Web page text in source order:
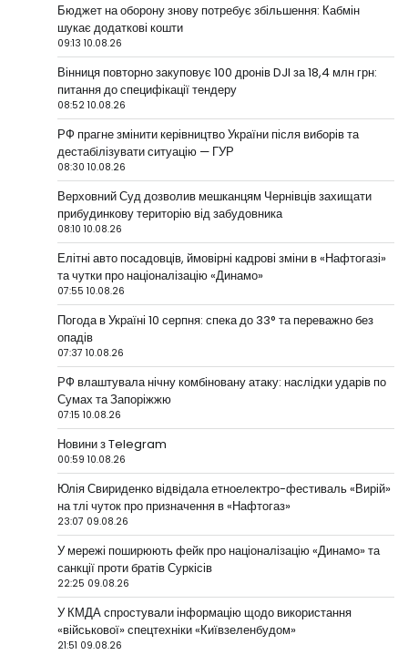
Бюджет на оборону знову потребує збільшення: Кабмін
шукає додаткові кошти
09:13 10.08.26
Вінниця повторно закуповує 100 дронів DJI за 18,4 млн грн:
питання до специфікації тендеру
08:52 10.08.26
РФ прагне змінити керівництво України після виборів та
дестабілізувати ситуацію — ГУР
08:30 10.08.26
Верховний Суд дозволив мешканцям Чернівців захищати
прибудинкову територію від забудовника
08:10 10.08.26
Елітні авто посадовців, ймовірні кадрові зміни в «Нафтогазі»
та чутки про націоналізацію «Динамо»
07:55 10.08.26
Погода в Україні 10 серпня: спека до 33° та переважно без
опадів
07:37 10.08.26
РФ влаштувала нічну комбіновану атаку: наслідки ударів по
Сумах та Запоріжжю
07:15 10.08.26
Новини з Telegram
00:59 10.08.26
Юлія Свириденко відвідала етноелектро-фестиваль «Вирій»
на тлі чуток про призначення в «Нафтогаз»
23:07 09.08.26
У мережі поширюють фейк про націоналізацію «Динамо» та
санкції проти братів Суркісів
22:25 09.08.26
У КМДА спростували інформацію щодо використання
«військової» спецтехніки «Київзеленбудом»
21:51 09.08.26